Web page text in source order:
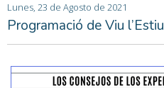
Lunes, 23 de Agosto de 2021
Programació de Viu l’Estiu